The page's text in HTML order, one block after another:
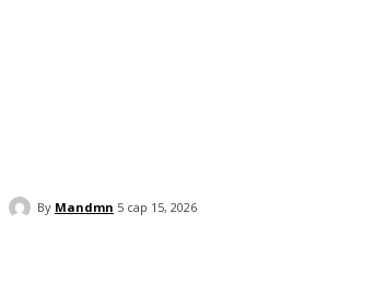
By Mandmn 5 сар 15, 2026